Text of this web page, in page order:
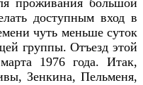
доступным вход в
чуть меньше суток
группы. Отъезд этой
1976 года. Итак,
Зенкина, Пельменя,